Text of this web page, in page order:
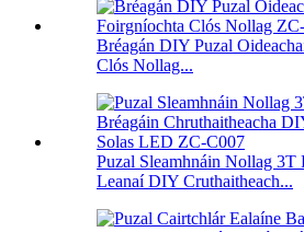
Bréagán DIY Puzal
Clós Nollag...
Puzal Sleamhnáin Nollag 3T
Leanaí DIY Cruthaitheach...